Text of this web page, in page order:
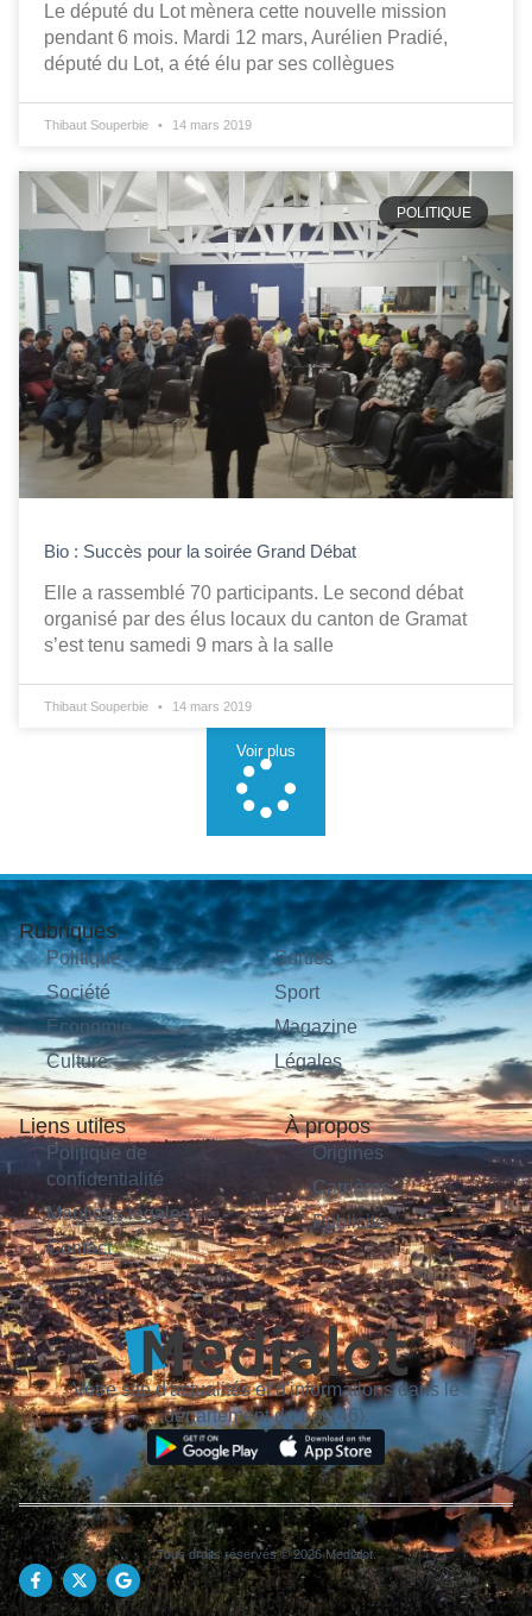
Le député du Lot mènera cette nouvelle mission
pendant 6 mois. Mardi 12 mars, Aurélien Pradié,
député du Lot, a été élu par ses collègues
Thibaut Souperbie 14 mars 2019
POLITIQUE
Bio : Succès pour la soirée Grand Débat
Elle a rassemblé 70 participants. Le second débat
organisé par des élus locaux du canton de Gramat
s’est tenu samedi 9 mars à la salle
Thibaut Souperbie 14 mars 2019
Voir plus
Rubriques
Politique
Société
Économie
Culture
Sorties
Sport
Magazine
Légales
Liens utiles
Politique de
confidentialité
Mentions légales
Contact
À propos
Origines
Carrières
Publicité
Votre site d'actualités et d'informations dans le
département du Lot (46).
Tous droits réservés © 2026 Medialot.